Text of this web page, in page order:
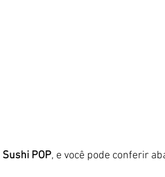
Sushi POP, e você pode conferir